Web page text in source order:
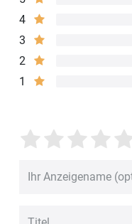
4
3
2
1